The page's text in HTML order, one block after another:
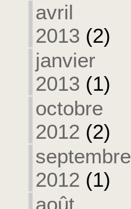
avril
2013 (2)
janvier
2013 (1)
octobre
2012 (2)
septembre
2012 (1)
août